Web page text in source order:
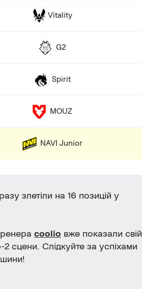
Vitality
G2
Spirit
MOUZ
NAVI Junior
злетіли на 16 позицій у
coolio вже показали свій
сцени. Слідкуйте за успіхами